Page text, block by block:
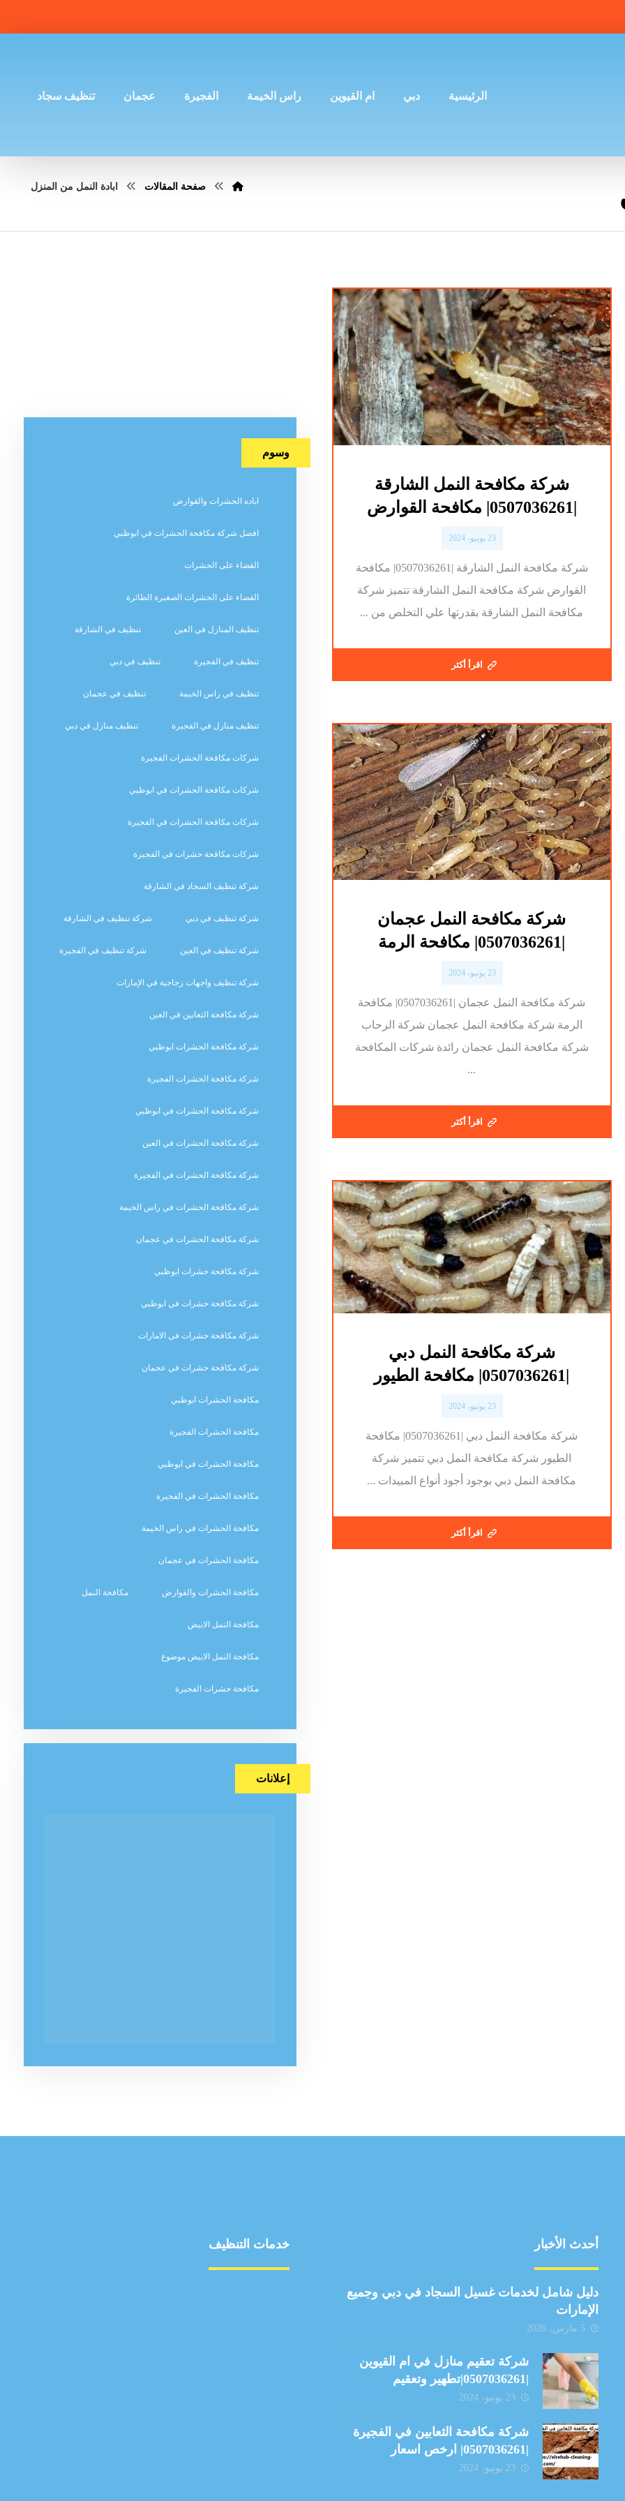
الرئيسية دبي ام القيوين راس الخيمة الفجيرة عجمان تنظيف سجاد
صفحة المقالات ابادة النمل من المنزل
شركة مكافحة النمل الشارقة
|0507036261| مكافحة القوارض
23 يونيو، 2024
شركة مكافحة النمل الشارقة |0507036261| مكافحة
القوارض شركة مكافحة النمل الشارقة تتميز شركة
مكافحة النمل الشارقة بقدرتها علي التخلص من ...
اقرأ أكثر
شركة مكافحة النمل عجمان
23 يونيو، 2024
شركة مكافحة النمل عجمان |0507036261| مكافحة
الرمة شركة مكافحة النمل عجمان شركة الرحاب
شركة مكافحة النمل عجمان رائدة شركات المكافحة
...
اقرأ أكثر
شركة مكافحة النمل دبي
23 يونيو، 2024
شركة مكافحة النمل دبي |0507036261| مكافحة
الطيور شركة مكافحة النمل دبي تتميز شركة
مكافحة النمل دبي بوجود أجود أنواع المبيدات ...
اقرأ أكثر
وسوم
اباده الحشرات والقوارض
افضل شركة مكافحة الحشرات في ابوظبي
القضاء على الحشرات
القضاء على الحشرات الصغيرة الطائرة
تنظيف المنازل في العين تنظيف في الشارقة
تنظيف في الفجيرة تنظيف في دبي
تنظيف في راس الخيمة تنظيف في عجمان
تنظيف منازل في الفجيرة تنظيف منازل في دبي
شركات مكافحة الحشرات الفجيرة
شركات مكافحة الحشرات في ابوظبي
شركات مكافحة الحشرات في الفجيرة
شركات مكافحة حشرات في الفجيرة
شركة تنظيف السجاد في الشارقة
شركة تنظيف في دبي شركة تنظيف في الشارقة
شركة تنظيف في العين شركة تنظيف في الفجيرة
شركة تنظيف واجهات زجاجية في الإمارات
شركة مكافحة الثعابين في العين
شركة مكافحة الحشرات ابوظبي
شركة مكافحة الحشرات الفجيرة
شركة مكافحة الحشرات في ابوظبي
شركة مكافحة الحشرات في العين
شركة مكافحة الحشرات في الفجيرة
شركة مكافحة الحشرات في راس الخيمة
شركة مكافحة الحشرات في عجمان
شركة مكافحة حشرات ابوظبي
شركة مكافحة حشرات في ابوظبي
شركة مكافحة حشرات في الامارات
شركة مكافحة حشرات في عجمان
مكافحة الحشرات ابوظبي
مكافحة الحشرات الفجيرة
مكافحة الحشرات في ابوظبي
مكافحة الحشرات في الفجيرة
مكافحة الحشرات في راس الخيمة
مكافحة الحشرات في عجمان
مكافحة الحشرات والقوارض مكافحة النمل
مكافحة النمل الابيض
مكافحة النمل الابيض موضوع
مكافحة حشرات الفجيرة
إعلانات
أحدث الأخبار
دليل شامل لخدمات غسيل السجاد في دبي وجميع
الإمارات
5 مارس، 2026
شركة تعقيم منازل في ام القيوين
|0507036261|تطهير وتعقيم
23 يونيو، 2024
شركة مكافحة الثعابين في الفجيرة
|0507036261| ارخص اسعار
23 يونيو، 2024
خدمات التنظيف